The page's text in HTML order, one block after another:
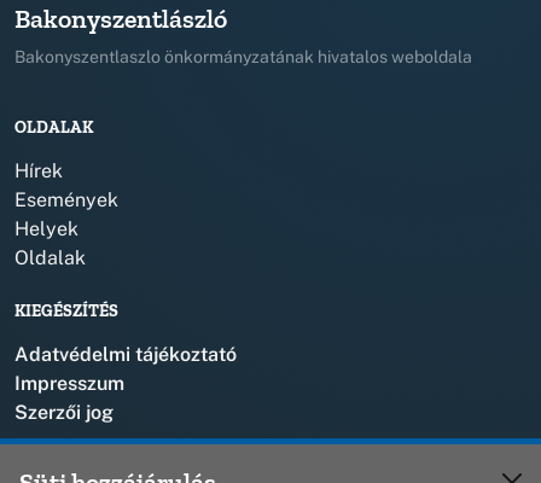
Bakonyszentlászló
Bakonyszentlaszlo önkormányzatának hivatalos weboldala
OLDALAK
Hírek
Események
Helyek
Oldalak
KIEGÉSZÍTÉS
Adatvédelmi tájékoztató
Impresszum
Szerzői jog